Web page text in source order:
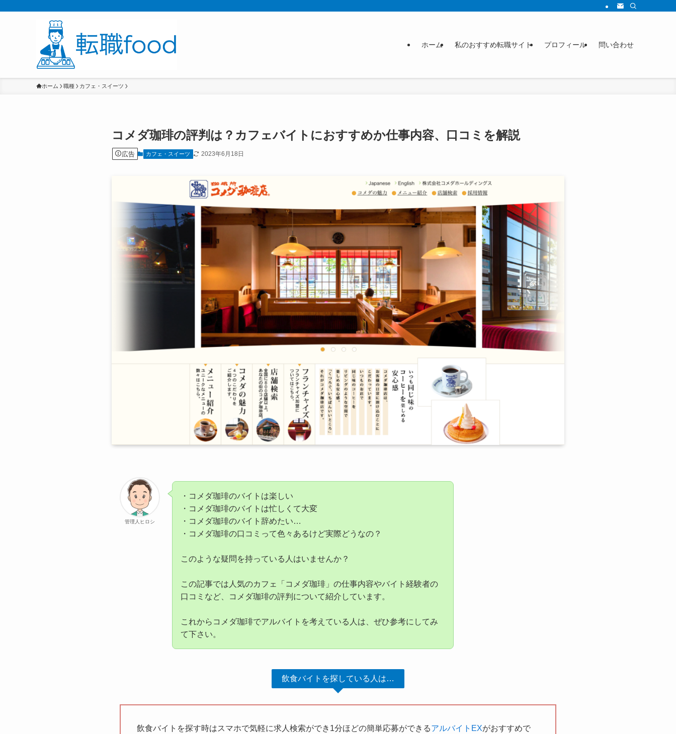
ホーム 私のおすすめ転職サイト プロフィール 問い合わせ
ホーム 職種 カフェ・スイーツ
コメダ珈琲の評判は？カフェバイトにおすすめか仕事内容、口コミを解説
広告 カフェ・スイーツ 2023年6月18日
管理人ヒロシ
・コメダ珈琲のバイトは楽しい
・コメダ珈琲のバイトは忙しくて大変
・コメダ珈琲のバイト辞めたい…
・コメダ珈琲の口コミって色々あるけど実際どうなの？
このような疑問を持っている人はいませんか？
この記事では人気のカフェ「コメダ珈琲」の仕事内容やバイト経験者の
口コミなど、コメダ珈琲の評判について紹介しています。
これからコメダ珈琲でアルバイトを考えている人は、ぜひ参考にしてみ
て下さい。
飲食バイトを探している人は…
飲食バイトを探す時はスマホで気軽に求人検索ができ1分ほどの簡単応募ができるアルバイトEXがおすすめで